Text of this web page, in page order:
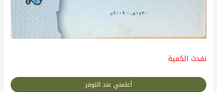
نفدت الكمية
أعلمني عند التوفر